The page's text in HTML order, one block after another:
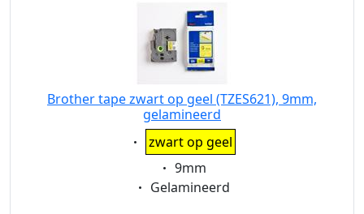
Brother tape zwart op geel (TZES621), 9mm,
gelamineerd
Eigenschaft:
zwart op geel
Eigenschaft:
9mm
Eigenschaft:
Gelamineerd